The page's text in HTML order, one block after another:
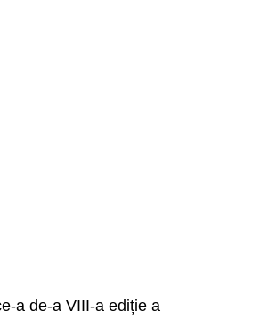
a de-a VIII-a ediție a